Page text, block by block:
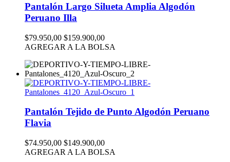
Pantalón Largo Silueta Amplia Algodón
Peruano Illa
$79.950,00 $159.900,00
AGREGAR A LA BOLSA
Pantalón Tejido de Punto Algodón Peruano
Flavia
$74.950,00 $149.900,00
AGREGAR A LA BOLSA